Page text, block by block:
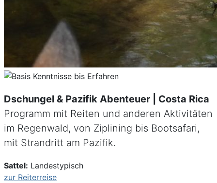
Dschungel & Pazifik Abenteuer | Costa Rica
Programm mit Reiten und anderen Aktivitäten
im Regenwald, von Ziplining bis Bootsafari,
mit Strandritt am Pazifik.
Sattel: Landestypisch
zur Reiterreise